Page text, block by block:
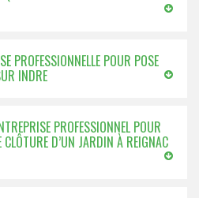
PROFESSIONNELLE POUR POSE
INDRE
PROFESSIONNEL POUR
D’UN JARDIN À REIGNAC